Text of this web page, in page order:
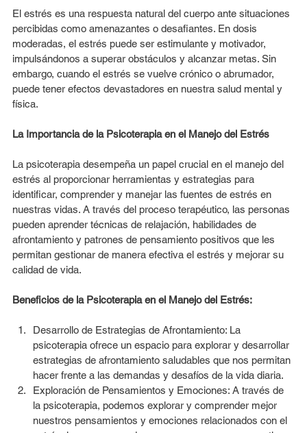
El estrés es una respuesta natural del cuerpo ante situaciones
percibidas como amenazantes o desafiantes. En dosis
moderadas, el estrés puede ser estimulante y motivador,
impulsándonos a superar obstáculos y alcanzar metas. Sin
embargo, cuando el estrés se vuelve crónico o abrumador,
puede tener efectos devastadores en nuestra salud mental y
física.
La Importancia de la Psicoterapia en el Manejo del Estrés
La psicoterapia desempeña un papel crucial en el manejo del
estrés al proporcionar herramientas y estrategias para
identificar, comprender y manejar las fuentes de estrés en
nuestras vidas. A través del proceso terapéutico, las personas
pueden aprender técnicas de relajación, habilidades de
afrontamiento y patrones de pensamiento positivos que les
permitan gestionar de manera efectiva el estrés y mejorar su
calidad de vida.
Beneficios de la Psicoterapia en el Manejo del Estrés:
Desarrollo de Estrategias de Afrontamiento: La
psicoterapia ofrece un espacio para explorar y desarrollar
estrategias de afrontamiento saludables que nos permitan
hacer frente a las demandas y desafíos de la vida diaria.
Exploración de Pensamientos y Emociones: A través de
la psicoterapia, podemos explorar y comprender mejor
nuestros pensamientos y emociones relacionados con el